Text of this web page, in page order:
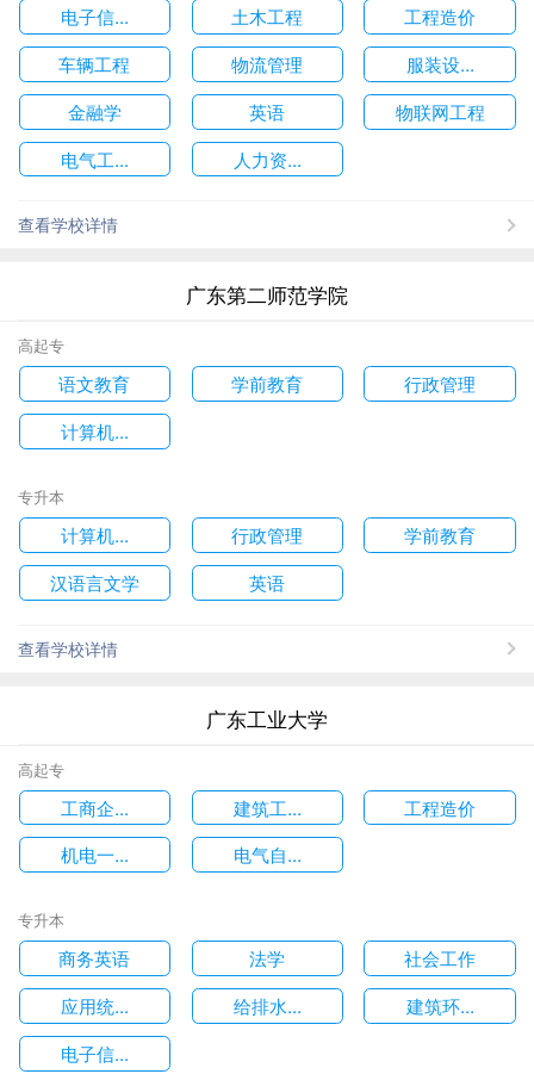
电子信...
土木工程
工程造价
车辆工程
物流管理
服装设...
金融学
英语
物联网工程
电气工...
人力资...
查看学校详情
广东第二师范学院
高起专
语文教育 学前教育
行政管理
计算机...
专升本
计算机... 行政管理
学前教育
汉语言文学
英语
查看学校详情
广东工业大学
高起专
工商企... 建筑工...
工程造价
机电一...
电气自...
专升本
商务英语 法学
社会工作
应用统...
给排水...
建筑环...
电子信...